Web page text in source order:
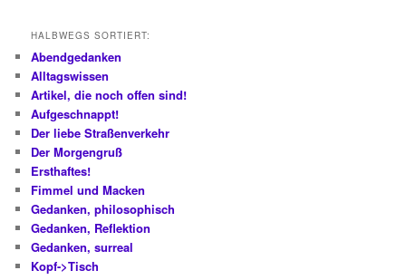
HALBWEGS SORTIERT:
Abendgedanken
Alltagswissen
Artikel, die noch offen sind!
Aufgeschnappt!
Der liebe Straßenverkehr
Der Morgengruß
Ersthaftes!
Fimmel und Macken
Gedanken, philosophisch
Gedanken, Reflektion
Gedanken, surreal
Kopf->Tisch